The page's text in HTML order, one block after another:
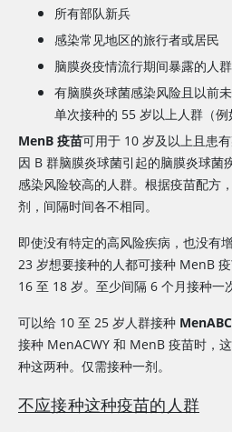
所有部队新兵
感染常见地区的旅行者或居民
脑膜炎疫情流行期间暴露的人群
有脑膜炎球菌感染风险且以前
单次接种的 55 岁以上人群（例
MenB 疫苗可用于 10 岁及以上且患
因 B 群脑膜炎球菌引起的脑膜炎球菌
感染风险较高的人群。根据疫苗配方
剂，间隔时间各不相同。
即使没有特定的高风险疾病，也没有
23 岁想要接种的人都可接种 MenB
16 至 18 岁。至少间隔 6 个月接种一
可以给 10 至 25 岁人群接种
接种 MenACWY 和 MenB 疫苗时，
种这两种。仅需接种一剂。
不应接种这种疫苗的人群